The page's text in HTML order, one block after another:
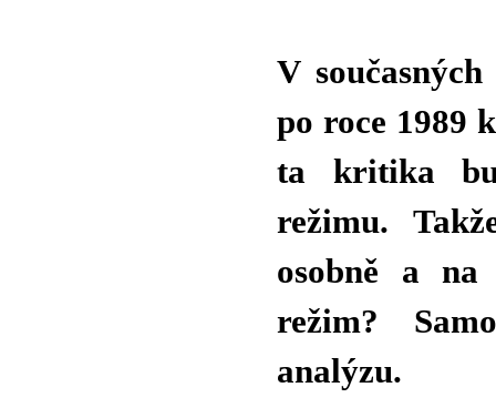
V
po roce 1989
ta kritika
režimu.
osobně a na
režim?
analýzu.